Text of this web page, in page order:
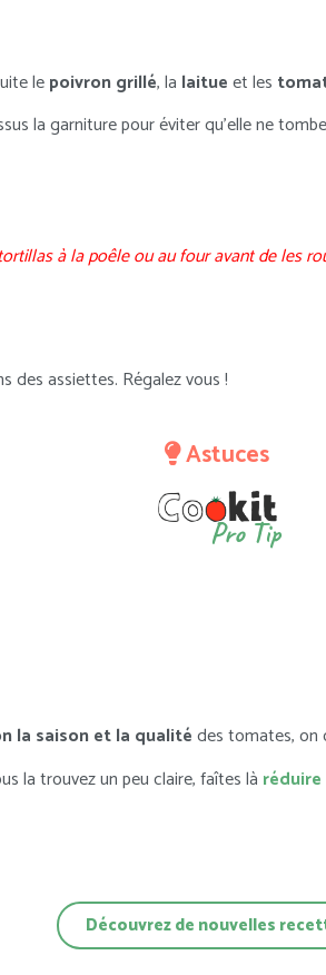
lepoivron grillé, la laitueet les
la garniture pour éviter qu’elle ne
à la poêle ou au four avant de les
des assiettes. Régalez vous !
Astuces
Pro Tip
la saison et la qualitédes tomates, on
la trouvez un peu claire, faîtes là
Découvrez de nouvelles